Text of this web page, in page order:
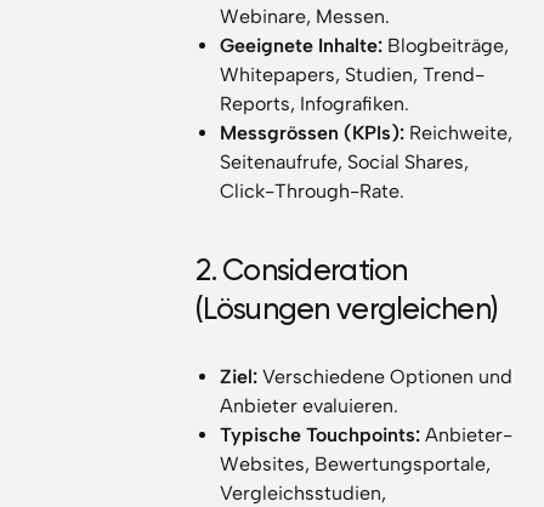
Webinare, Messen.
Geeignete Inhalte:Blogbeiträge,
Whitepapers, Studien, Trend-
Reports, Infografiken.
Messgrössen (KPIs):Reichweite,
Seitenaufrufe, Social Shares,
Click-Through-Rate.
2. Consideration
(Lösungen vergleichen)
Ziel:Verschiedene Optionen und
Anbieter evaluieren.
Typische Touchpoints:Anbieter-
Websites, Bewertungsportale,
Vergleichsstudien,